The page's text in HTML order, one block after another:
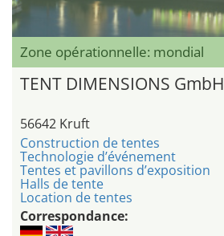
Zone opérationnelle: mondial
TENT DIMENSIONS GmbH
56642 Kruft
Construction de tentes
Technologie d’événement
Tentes et pavillons d’exposition
Halls de tente
Location de tentes
Correspondance: